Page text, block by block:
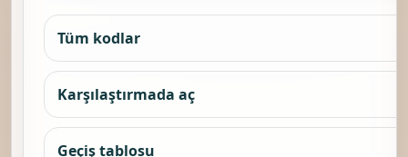
Tüm kodlar
Karşılaştırmada aç
Geçiş tablosu